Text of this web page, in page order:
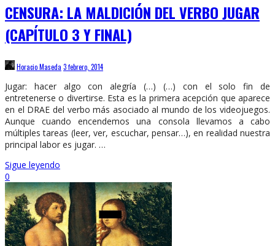
CENSURA: LA MALDICIÓN DEL VERBO JUGAR
(CAPÍTULO 3 Y FINAL)
Horacio Maseda 3 febrero, 2014
Jugar: hacer algo con alegría (…) (…) con el solo fin de
entretenerse o divertirse. Esta es la primera acepción que aparece
en el DRAE del verbo más asociado al mundo de los videojuegos.
Aunque cuando encendemos una consola llevamos a cabo
múltiples tareas (leer, ver, escuchar, pensar…), en realidad nuestra
principal labor es jugar. …
Sigue leyendo
0